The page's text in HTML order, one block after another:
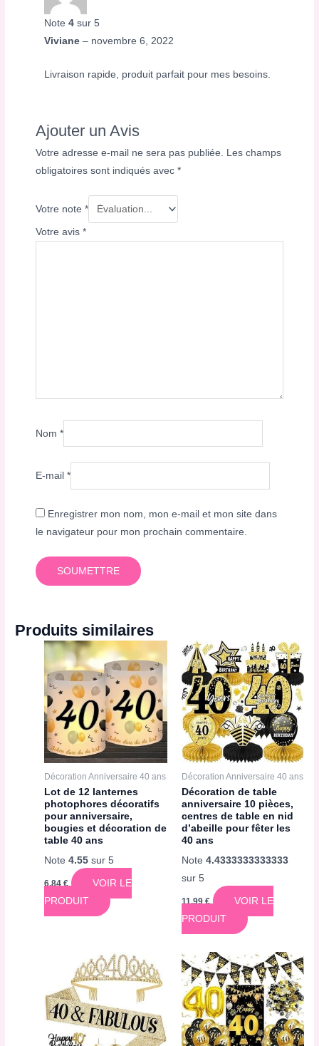
Note4 sur 5
Viviane– novembre 6, 2022
Livraison rapide, produit parfait pour mes besoins.
Ajouter un Avis
Votre adresse e-mail ne sera pas publiée.
Les champs
obligatoires sont indiqués avec*
Votre note*
Votre avis*
Nom*
E-mail*
Enregistrer mon nom, mon e-mail et mon site dans
le navigateur pour mon prochain commentaire.
Produits similaires
Décoration Anniversaire 40 ans
Lot de 12 lanternes
photophores décoratifs
pour anniversaire,
bougies et décoration de
table 40 ans
Note4.55 sur 5
6,84€
VOIR LE
PRODUIT
Décoration Anniversaire 40 ans
Décoration de table
anniversaire 10 pièces,
centres de table en nid
d’abeille pour fêter les
40 ans
Note 4.4333333333333
sur 5
11,99 €
VOIR LE
PRODUIT